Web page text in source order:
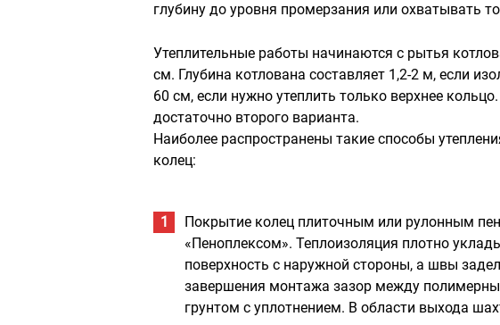
глубину до уровня промерзания или охватывать
Утеплительные работы начинаются с рытья
см. Глубина котлована составляет 1,2-2 м, если
60 см, если нужно утеплить только верхнее
достаточно второго варианта.
Наиболее распространены такие способы
колец:
Покрытие колец плиточным или рулонным
«Пеноплексом». Теплоизоляция плотно
поверхность с наружной стороны, а швы
завершения монтажа зазор между
грунтом с уплотнением. В области выхода